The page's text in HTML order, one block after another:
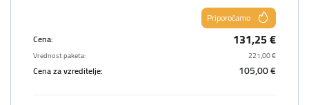
Priporočamo
Cena:
131,25 €
Vrednost paketa: 221,00 €
Cena za vzreditelje: 105,00 €